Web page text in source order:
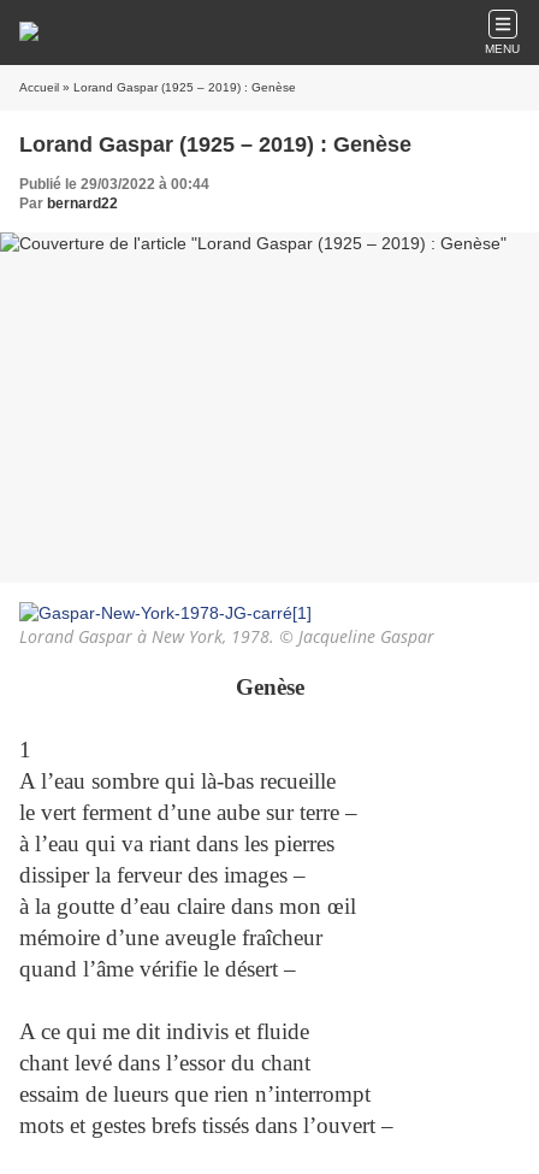
MENU
Accueil » Lorand Gaspar (1925 – 2019) : Genèse
Lorand Gaspar (1925 – 2019) : Genèse
Publié le 29/03/2022 à 00:44
Par bernard22
Lorand Gaspar à New York, 1978. © Jacqueline Gaspar
Genèse
1
A l’eau sombre qui là-bas recueille
le vert ferment d’une aube sur terre –
à l’eau qui va riant dans les pierres
dissiper la ferveur des images –
à la goutte d’eau claire dans mon œil
mémoire d’une aveugle fraîcheur
quand l’âme vérifie le désert –
A ce qui me dit indivis et fluide
chant levé dans l’essor du chant
essaim de lueurs que rien n’interrompt
mots et gestes brefs tissés dans l’ouvert –